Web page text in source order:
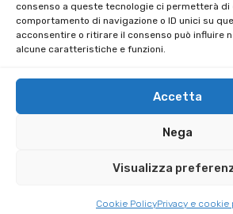
consenso a queste tecnologie ci permetterà di
comportamento di navigazione o ID unici su
acconsentire o ritirare il consenso può influire
alcune caratteristiche e funzioni.
Accetta
Nega
Visualizza
Cookie PolicyPrivacy e cookie
Lavora con noi
Area riservata
Partita IVA: